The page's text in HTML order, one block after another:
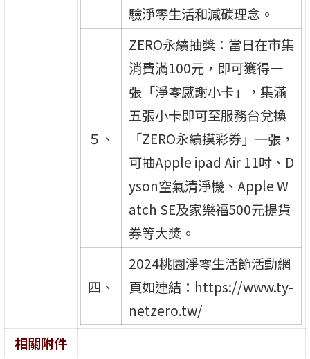
驗淨零生活和減碳理念。
５、
ZERO永續抽獎：當日在市集
消費滿100元，即可獲得一
張「淨零感謝小卡」，集滿
五張小卡即可至服務台兌換
「ZERO永續摸彩券」一張，
可抽Apple ipad Air 11吋、D
yson空氣清淨機、Apple W
atch SE及家樂福500元提貨
券等大獎。
四、
2024桃園淨零生活節活動網
頁如連結：https://www.ty-
netzero.tw/
相關附件